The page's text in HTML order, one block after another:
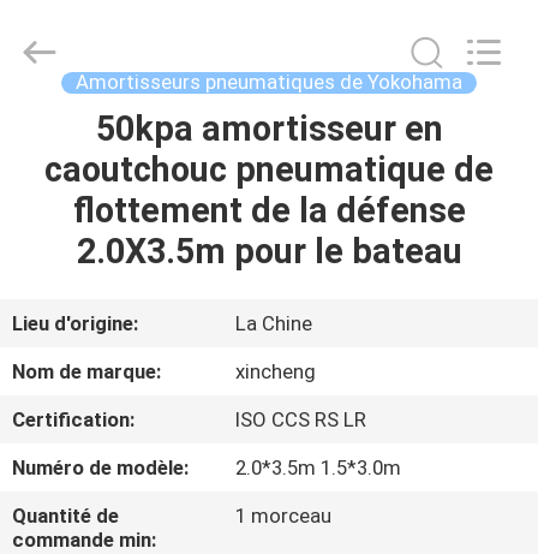
MAISON
PRODUITS
SHOW
PROPOS
DE
NOUS
Products
Amortisseurs pneumatiques de Yokohama
50kpa amortisseur en
caoutchouc pneumatique de
flottement de la défense
2.0X3.5m pour le bateau
Lieu d'origine:
La Chine
Nom de marque:
xincheng
Certification:
ISO CCS RS LR
Numéro de modèle:
2.0*3.5m 1.5*3.0m
Quantité de
commande min:
1 morceau